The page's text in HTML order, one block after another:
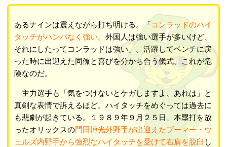
あるナインは震えながら打ち明ける。「コンラッドのハイ
タッチがハンパなく強い。 外国人は強い選手が多いけど、
それにしたってコンラッドは強い」。活躍してベンチに戻
った時に出迎えた同僚と喜びを分かち合う儀式。これが危
険なのだ。
主力選手も「気をつけないとケガしますよ、あれは」と
真剣な表情で訴えるほど。ハイタッチをめぐっては過去に
も悲劇が起きている。１９８９年９月２５日、本塁打を放
ったオリックスの門田博光外野手が出迎えたブーマー・ウ
ェルズ内野手から強烈なハイタッチを受けて右肩を脱臼 し